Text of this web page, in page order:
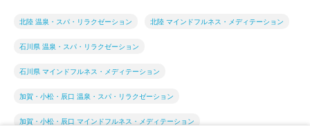
北陸 温泉・スパ・リラクゼーション 北陸 マインドフルネス・メディテーション
石川県 温泉・スパ・リラクゼーション
石川県 マインドフルネス・メディテーション
加賀・小松・辰口 温泉・スパ・リラクゼーション
加賀・小松・辰口 マインドフルネス・メディテーション